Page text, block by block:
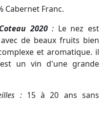
Cabernet Franc.
2020: Le nez est
de beaux fruits bien
et aromatique. il
un vin d'une grande
: 15 à 20 ans sans